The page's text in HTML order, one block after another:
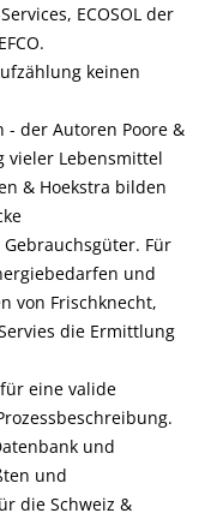
ECOSOL der
keinen
- der Autoren Poore &
vieler Lebensmittel
& Hoekstra bilden
Für
und
von Frischknecht,
die Ermittlung
eine valide
und
und
die Schweiz &